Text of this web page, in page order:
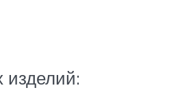
изделий: